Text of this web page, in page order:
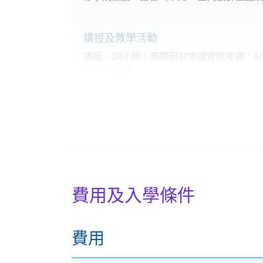
講授及教學活動
講授：24小時；專題研討會或實地考察：6
費用及入學條件
費用